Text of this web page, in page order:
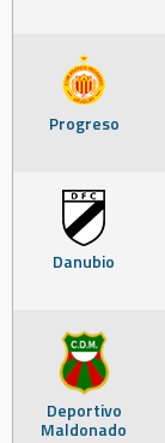
Progreso
Danubio
Deportivo
Maldonado